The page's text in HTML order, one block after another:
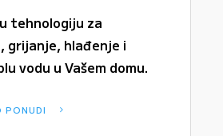
tehnologiju za
grijanje, hlađenje i
vodu u Vašem domu.
PONUDI